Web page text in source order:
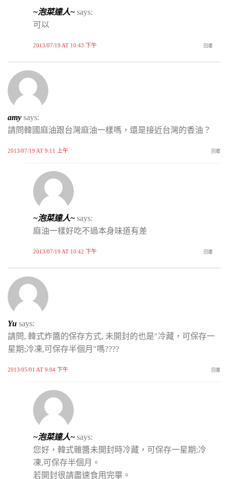
~泡菜達人~ says:
可以
2013/07/19 AT 10:43 下午 回覆
amy says:
請問韓國麻油跟台灣麻油一樣嗎，還是接近台灣的香油？
2013/07/19 AT 9:11 上午 回覆
~泡菜達人~ says:
麻油一樣好吃不過本身味道有差
2013/07/19 AT 10:42 下午 回覆
Yu says:
請問, 韓式炸醬的保存方式, 未開封的也是"冷藏，可保存一
星期;冷凍,可保存半個月"嗎????
2013/05/01 AT 9:04 下午 回覆
~泡菜達人~ says:
您好，韓式雜醬未開封時冷藏，可保存一星期;冷
凍,可保存半個月。
若開封很請盡速食用完畢。